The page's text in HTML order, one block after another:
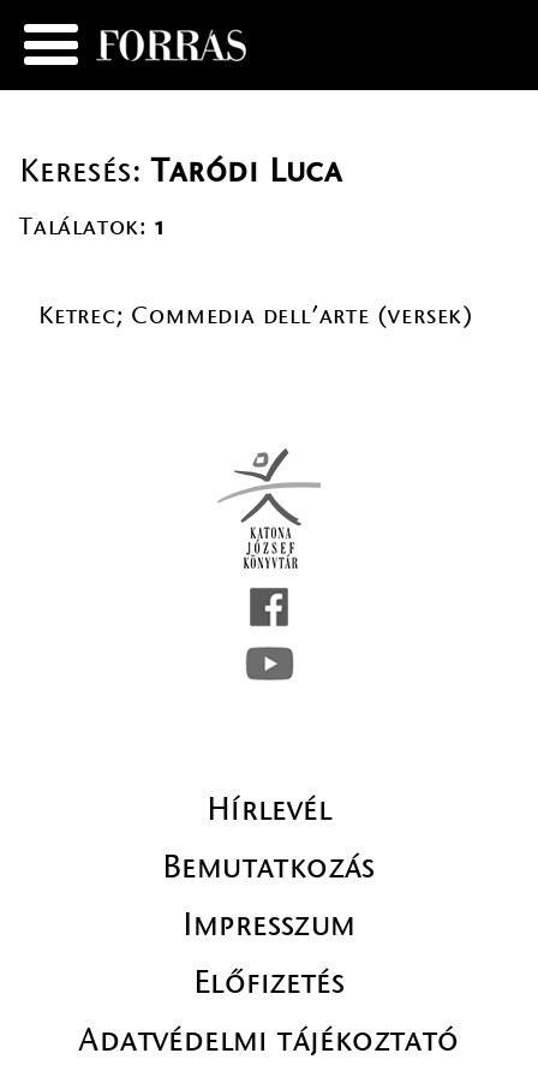
Keresés:Taródi Luca
Találatok: 1
Ketrec; Commedia dell’arte (versek)
Hírlevél
Bemutatkozás
Impresszum
Előfizetés
Adatvédelmi tájékoztató